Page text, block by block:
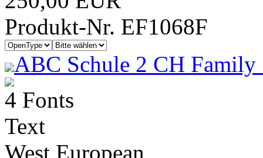
Produkt-Nr. EF1068F
ABC Schule 2 CH Family
4 Fonts
Text
West European